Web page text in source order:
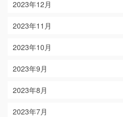
2023年12月
2023年11月
2023年10月
2023年9月
2023年8月
2023年7月